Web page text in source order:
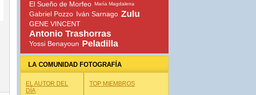
El Sueño de Morfeo María Magdalena
Gabriel Pozzo Iván Sarnago Zulu
GENE VINCENT
Antonio Trashorras
Yossi Benayoun Peladilla
LA COMUNIDAD FOTOGRAFÍA
EL AUTOR DEL
DÍA
TOP MIEMBROS